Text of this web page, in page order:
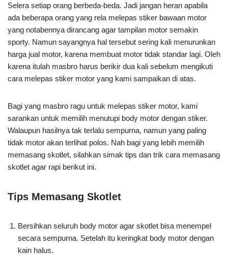
Selera setiap orang berbeda-beda. Jadi jangan heran apabila
ada beberapa orang yang rela melepas stiker bawaan motor
yang notabennya dirancang agar tampilan motor semakin
sporty. Namun sayangnya hal tersebut sering kali menurunkan
harga jual motor, karena membuat motor tidak standar lagi. Oleh
karena itulah masbro harus berikir dua kali sebelum mengikuti
cara melepas stiker motor yang kami sampaikan di atas.
Bagi yang masbro ragu untuk melepas stiker motor, kami
sarankan untuk memilih menutupi body motor dengan stiker.
Walaupun hasilnya tak terlalu sempurna, namun yang paling
tidak motor akan terlihat polos. Nah bagi yang lebih memilih
memasang skotlet, silahkan simak tips dan trik cara memasang
skotlet agar rapi berikut ini.
Tips Memasang Skotlet
Bersihkan seluruh body motor agar skotlet bisa menempel
secara sempurna. Setelah itu keringkat body motor dengan
kain halus.